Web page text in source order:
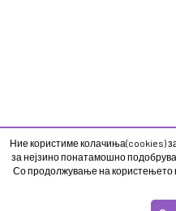
Ние користиме колачиња(cookies)
за нејзино понатамошно
Со продолжување на користењето